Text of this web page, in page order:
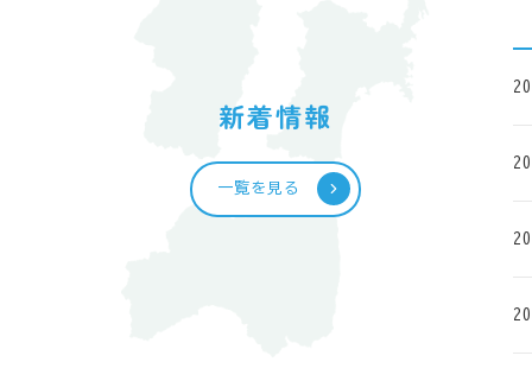
新着情報
一覧を見る